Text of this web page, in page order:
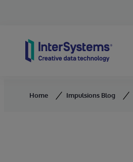
Home Impulsions Blog